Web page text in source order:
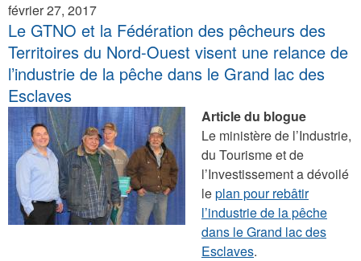
février 27, 2017
Le GTNO et la Fédération des pêcheurs des
Territoires du Nord-Ouest visent une relance de
l’industrie de la pêche dans le Grand lac des
Esclaves
Article du blogue
Le ministère de l’Industrie,
du Tourisme et de
l’Investissement a dévoilé
leplan pour rebâtir
l’industrie de la pêche
dans le Grand lac des
Esclaves.